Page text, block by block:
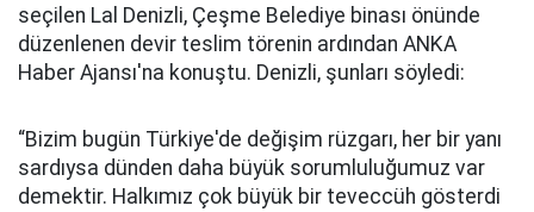
seçilen Lal Denizli, Çeşme Belediye binası önünde
düzenlenen devir teslim törenin ardından ANKA
Haber Ajansı'na konuştu. Denizli, şunları söyledi:
“Bizim bugün Türkiye'de değişim rüzgarı, her bir yanı
sardıysa dünden daha büyük sorumluluğumuz var
demektir. Halkımız çok büyük bir teveccüh gösterdi